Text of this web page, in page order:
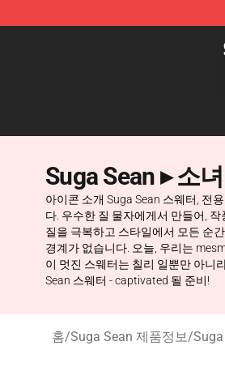
Suga Sean Shop - Official
Suga Sean ▸ 소녀
아이콘 소개 Suga Sean 스웨터, 전
다. 우수한 질 물자에게서 만들어,
질을 극복하고 스타일에서 모든 순
경계가 없습니다. 오늘, 우리는
이 멋진 스웨터는 칠리 일뿐만 아니
Sean 스웨터 - captivated 될 준비!
홈/Suga Sean 제품정보/